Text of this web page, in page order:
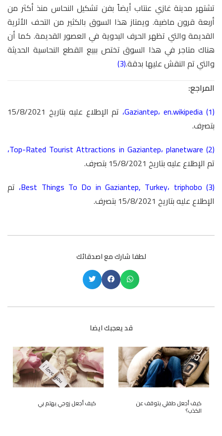
تشتهر مدينة غازي عنتاب أيضاً بفن تشكيل النحاس منذ أكثر من
أربعة قرون ماضية. ويمتاز هذا السوق بالكثير من التحف الأثرية
القديمة والتي تظهر الحرف اليدوية في العصور القديمة. كما أن
هناك متاجر في هذا السوق تختص ببيع القطع النحاسية الحديثة
والتي تم النقش عليها بدقة.(3)
المراجع:
(1)
Gaziantep، en.wikipedia ،
تم الإطلاع عليه بتاريخ 15/8/2021
بتصرف.
(2)
Top-Rated Tourist Attractions in Gaziantep، planetware
،
تم الإطلاع عليه بتاريخ 15/8/2021 بتصرف.
(3)
Best Things To Do in Gaziantep, Turkey، triphobo ، تم
الإطلاع عليه بتاريخ 15/8/2021 بتصرف.
لطفا شارك مع اصدقائك
قد يعجبك ايضا
كيف أجعل طفلي يتوقف عن
الكذب؟
كيف أجعل زوجي يهتم بي